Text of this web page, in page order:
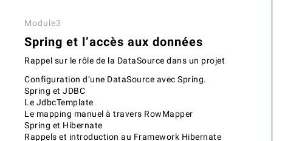
Module3
Spring et l’accès aux données
Rappel sur le rôle de la DataSource dans un projet
Configuration d’une DataSource avec Spring.
Spring et JDBC
Le JdbcTemplate
Le mapping manuel à travers RowMapper
Spring et Hibernate
Rappels et introduction au Framework Hibernate